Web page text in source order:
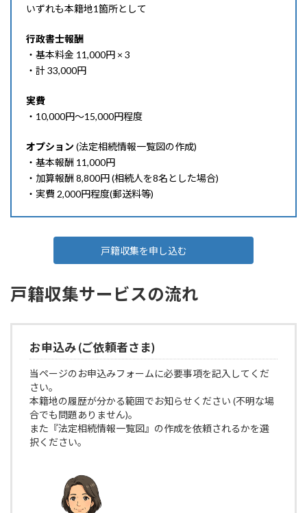
いずれも本籍地1箇所として
行政書士報酬
・基本料金 11,000円 × 3
・計 33,000円
実費
・10,000円〜15,000円程度
オプション (法定相続情報一覧図の作成)
・基本報酬 11,000円
・加算報酬 8,800円 (相続人を8名とした場合)
・実費 2,000円程度(郵送料等)
戸籍収集を申し込む
戸籍収集サービスの流れ
お申込み (ご依頼者さま)
当ページのお申込みフォームに必要事項を記入してくだ
さい。
本籍地の履歴が分かる範囲でお知らせください (不明な場
合でも問題ありません)。
また『法定相続情報一覧図』の作成を依頼されるかを選
択ください。